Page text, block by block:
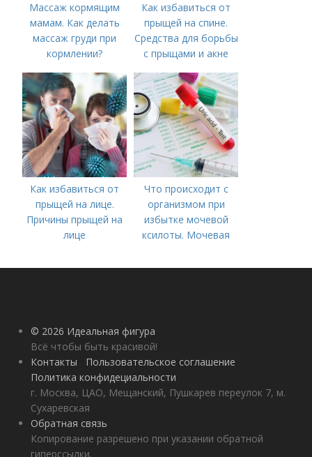
Массаж кормящим
мамам. Как делать
массаж груди при
кормлении?
Как избавиться от
прыщей на спине.
Средства для борьбы
с прыщами и акне
Как избавиться от
прыщей на лице.
Причины прыщей на
лице
Что происходит с
организмом при
избытке мочевой
ксилоты. Мочевая
норма и отклонения
© 2026 Идеальная фигура
Всё чтобы быть красивой!
Контакты
Пользовательское соглашение
Политика конфидециальности
г. Москва, ЦАО, Мещанский, Пушкарев переулок 7, м.
Сухаревская
Обратная связь
Копирование разрешено при указании обратной
гиперссылки.